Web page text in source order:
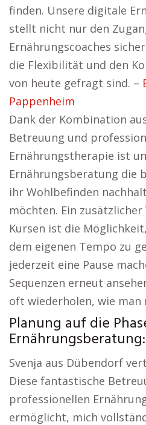
finden. Unsere digitale
stellt nicht nur den
Ernährungscoaches
die Flexibilität und den
von heute gefragt sind. –
Pappenheim
Dank der Kombination
Betreuung und
Ernährungstherapie ist
Ernährungsberatung die
ihr Wohlbefinden
möchten. Ein
Kursen ist die
dem eigenen Tempo zu
jederzeit eine Pause
Sequenzen erneut
oft wiederholen, wie man
Planung auf die
Ernährungsberatung:
Svenja aus Dübendorf
Diese fantastische
professionellen
ermöglicht, mich